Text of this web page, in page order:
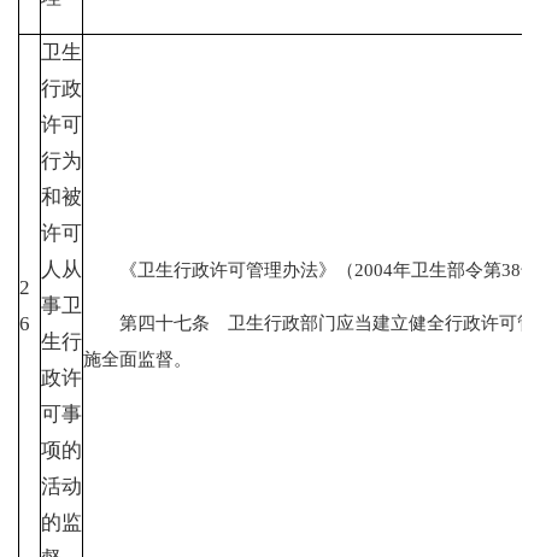
2
6
卫生
行政
许可
行为
和被
许可
人从
事卫
生行
政许
可事
项的
活动
的监
《卫生行政许可管理办法》（2004年卫生部令第38号
第四十七条 卫生行政部门应当建立健全行政许可管
施全面监督。